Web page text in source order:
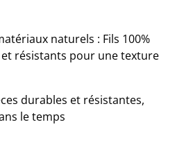
naturels : Fils 100%
et résistants pour une texture
durables et résistantes,
le temps